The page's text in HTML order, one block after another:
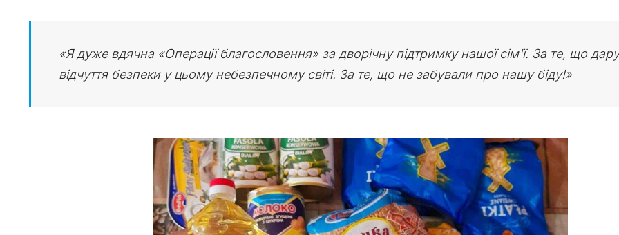
«Я дуже вдячна «Операції благословення» за дворічну підтримку нашої сім'ї. За те, що
відчуття безпеки у цьому небезпечному світі. За те, що не забували про нашу біду!»